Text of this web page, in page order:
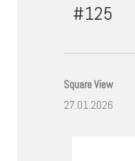
#125
Square View
27.01.2026